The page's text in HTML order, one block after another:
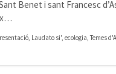
Benet i sant Francesc
Laudato si', ecologia, Temes